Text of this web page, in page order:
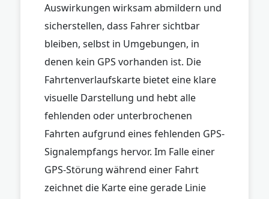
Auswirkungen wirksam abmildern und
sicherstellen, dass Fahrer sichtbar
bleiben, selbst in Umgebungen, in
denen kein GPS vorhanden ist. Die
Fahrtenverlaufskarte bietet eine klare
visuelle Darstellung und hebt alle
fehlenden oder unterbrochenen
Fahrten aufgrund eines fehlenden GPS-
Signalempfangs hervor. Im Falle einer
GPS-Störung während einer Fahrt
zeichnet die Karte eine gerade Linie